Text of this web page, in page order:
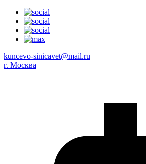
kuncevo-sinicavet@mail.ru
г. Москва